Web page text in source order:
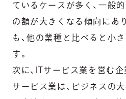
ているケースが多く、一般
の額が大きくなる傾向にあ
も、他の業種と比べると小
す。
次に、ITサービス業を営む
サービス業は、ビジネスの